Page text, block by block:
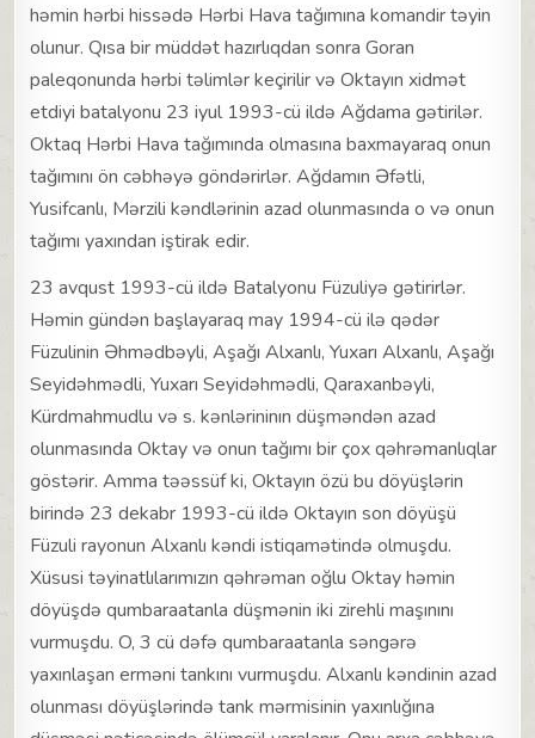
həmin hərbi hissədə Hərbi Hava tağımına komandir təyin
olunur. Qısa bir müddət hazırlıqdan sonra Goran
paleqonunda hərbi təlimlər keçirilir və Oktayın xidmət
etdiyi batalyonu 23 iyul 1993-cü ildə Ağdama gətirilər.
Oktaq Hərbi Hava tağımında olmasına baxmayaraq onun
tağımını ön cəbhəyə göndərirlər. Ağdamın Əfətli,
Yusifcanlı, Mərzili kəndlərinin azad olunmasında o və onun
tağımı yaxından iştirak edir.
23 avqust 1993-cü ildə Batalyonu Füzuliyə gətirirlər.
Həmin gündən başlayaraq may 1994-cü ilə qədər
Füzulinin Əhmədbəyli, Aşağı Alxanlı, Yuxarı Alxanlı, Aşağı
Seyidəhmədli, Yuxarı Seyidəhmədli, Qaraxanbəyli,
Kürdmahmudlu və s. kənlərininın düşməndən azad
olunmasında Oktay və onun tağımı bir çox qəhrəmanlıqlar
göstərir. Amma təəssüf ki, Oktayın özü bu döyüşlərin
birində 23 dekabr 1993-cü ildə Oktayın son döyüşü
Füzuli rayonun Alxanlı kəndi istiqamətində olmuşdu.
Xüsusi təyinatlılarımızın qəhrəman oğlu Oktay həmin
döyüşdə qumbaraatanla düşmənin iki zirehli maşınını
vurmuşdu. O, 3 cü dəfə qumbaraatanla səngərə
yaxınlaşan erməni tankını vurmuşdu. Alxanlı kəndinin azad
olunması döyüşlərində tank mərmisinin yaxınlığına